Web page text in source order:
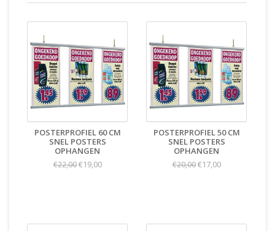
POSTERPROFIEL 60 CM
SNEL POSTERS
OPHANGEN
€22,00€19,00
POSTERPROFIEL 50 CM
SNEL POSTERS
OPHANGEN
€20,00€17,00